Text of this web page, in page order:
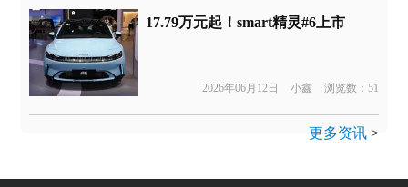
17.79万元起！smart精灵#6上市
2026年06月12日 小鑫 浏览数：51
更多资讯>